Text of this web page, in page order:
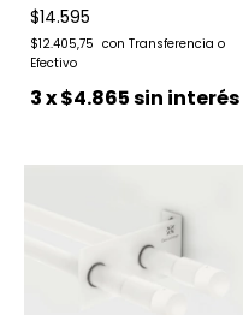
$14.595
$12.405,75
3x$4.865sin interés